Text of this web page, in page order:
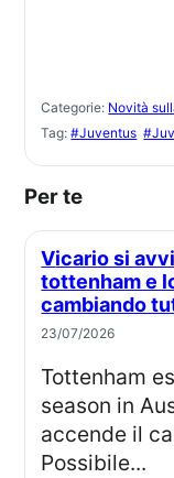
Categorie: Novità
Tag:#Juventus
Per te
Vicario si avvicina alla juve la mossa del
tottenham e
cambiando
23/07/2026
Tottenham esclude Vicario dal pre-
season in
accende il
Possibile...